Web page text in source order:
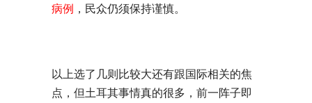
病例 ，民众仍须保持谨慎。
以上选了几则比较大还有跟国际相关的焦
点，但土耳其事情真的很多，前一阵子即